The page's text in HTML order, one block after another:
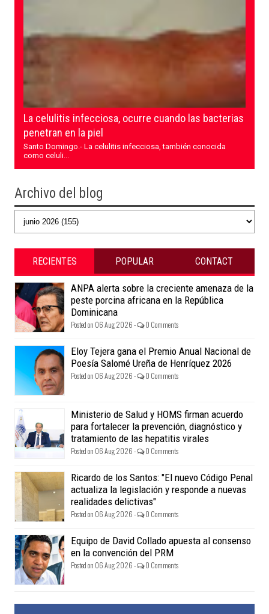
La celulitis infecciosa, ocurre cuando las bacterias
penetran en la piel
Santo Domingo.- La celulitis infecciosa, también conocida
como celuli...
Archivo del blog
RECIENTES POPULAR CONTACT
ANPA alerta sobre la creciente amenaza de la
peste porcina africana en la República
Dominicana
Posted on 06 Aug 2026 - 0 Comments
Eloy Tejera gana el Premio Anual Nacional de
Poesía Salomé Ureña de Henríquez 2026
Posted on 06 Aug 2026 - 0 Comments
Ministerio de Salud y HOMS firman acuerdo
para fortalecer la prevención, diagnóstico y
tratamiento de las hepatitis virales
Posted on 06 Aug 2026 - 0 Comments
Ricardo de los Santos: "El nuevo Código Penal
actualiza la legislación y responde a nuevas
realidades delictivas"
Posted on 06 Aug 2026 - 0 Comments
Equipo de David Collado apuesta al consenso
en la convención del PRM
Posted on 06 Aug 2026 - 0 Comments